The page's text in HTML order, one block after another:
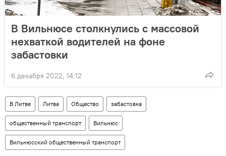
В Вильнюсе столкнулись с массовой
нехваткой водителей на фоне
забастовки
6 декабря 2022, 14:12
В Литве Литва Общество забастовка
общественный транспорт Вильнюс
Вильнюсский общественный транспорт